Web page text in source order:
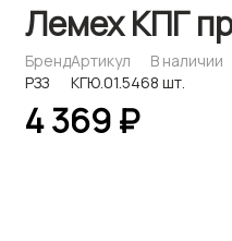
Лемех КПГ
Бренд
РЗЗ
Артикул
КГЮ.01.546
В наличии
8 шт.
4 369 ₽